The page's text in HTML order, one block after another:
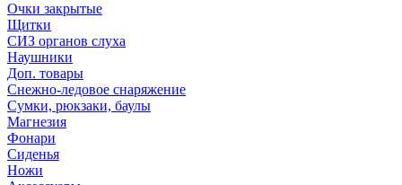
Очки закрытые
Щитки
СИЗ органов слуха
Наушники
Доп. товары
Снежно-ледовое снаряжение
Сумки, рюкзаки, баулы
Магнезия
Фонари
Сиденья
Ножи